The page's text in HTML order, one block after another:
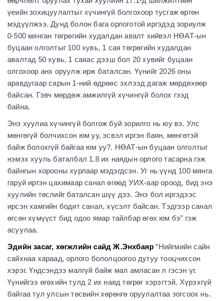
үеийн зохицуулалтыг хүчингүй болгохоор тусгаж өргөн
мэдүүлжээ. Дунд болон бага орлоготой иргэдэд зориулж
0-500 мянган төгрөгийн худалдан авалт хийвэл НӨАТ-ын
буцаан олголтыг 100 хувь, 1 сая төгрөгийн худалдан
авалтад 50 хувь, 1 саяас дээш бол 20 хувийг буцаан
олгохоор анх оруулж ирж баталсан. Үүнийг 2026 оны
аравдугаар сарын 1-ний өдрөөс эхлээд дагаж мөрдөхөөр
байсан. Гэвч мөрдөж амжилгүй хүчингүй болох гээд
байна.
Энэ хуулиа хүчингүй болгож буй зорилго нь юу вэ. Улс
мөнгөгүй болчихсон юм уу, эсвэл иргэн баян, мөнгөтэй
байж болохгүй байгаа юм уу?. НӨАТ-ын буцаан олголтыг
нэмэх хууль баталбал 1.8 их наядын орлого тасарна гэж
байнгын хорооны хурлаар мэдэгдсэн. Уг нь үүнд 100 мянга
гаруй иргэн цахимаар санал өгөөд УИХ-аар ороод, бид энэ
хуулийн төслийг баталсан шүү дээ. Энэ бол иргэдээс
ирсэн хамгийн бодит санал, хүсэлт байсан. Тэдгээр санал
өгсөн хүмүүст бид одоо ямар тайлбар өгөх юм бэ” гэж
асуулаа.
Эдийн засаг, хөгжлийн сайд Ж.Энхбаяр“Нийгмийн сайн
сайхнаа хараад, орлого бололцоогоо дутуу тооцчихсон
хэрэг. Үндсэндээ малгүй байж мал амласан л гэсэн үг.
Үүнийгээ өгөхийн тулд 2 их наяд төгрөг хэрэгтэй. Хүрэхгүй
байгаа тул улсын төсвийн хөрөнгө оруулалтаа зогсоох нь.